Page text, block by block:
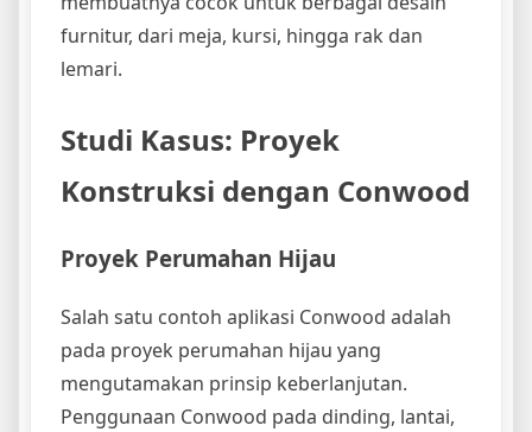
furnitur, dari meja, kursi, hingga rak dan
lemari.
Studi Kasus: Proyek
Konstruksi dengan Conwood
Proyek Perumahan Hijau
Salah satu contoh aplikasi Conwood adalah
pada proyek perumahan hijau yang
mengutamakan prinsip keberlanjutan.
Penggunaan Conwood pada dinding, lantai,